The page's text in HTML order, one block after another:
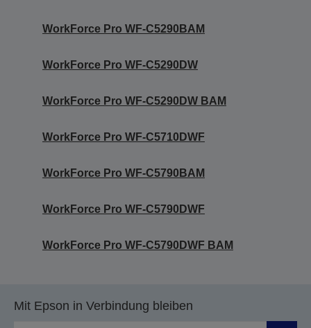
WorkForce Pro WF-C5290BAM
WorkForce Pro WF-C5290DW
WorkForce Pro WF-C5290DW BAM
WorkForce Pro WF-C5710DWF
WorkForce Pro WF-C5790BAM
WorkForce Pro WF-C5790DWF
WorkForce Pro WF-C5790DWF BAM
Mit Epson in Verbindung bleiben